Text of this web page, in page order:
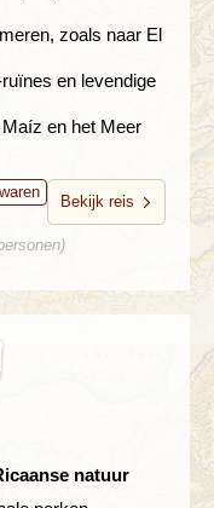
zoals naar El
en levendige
en het Meer
Bekijk reis
natuur